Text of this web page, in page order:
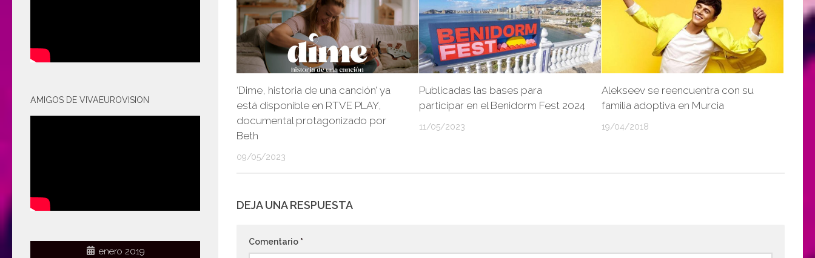
‘Dime, historia de una canción’ ya
está disponible en RTVE PLAY,
documental protagonizado por
Beth
09/05/2023
Publicadas las bases para
participar en el Benidorm Fest 2024
11/05/2023
Alekseev se reencuentra con su
familia adoptiva en Murcia
19/04/2018
DEJA UNA RESPUESTA
Comentario *
AMIGOS DE VIVAEUROVISION
enero 2019